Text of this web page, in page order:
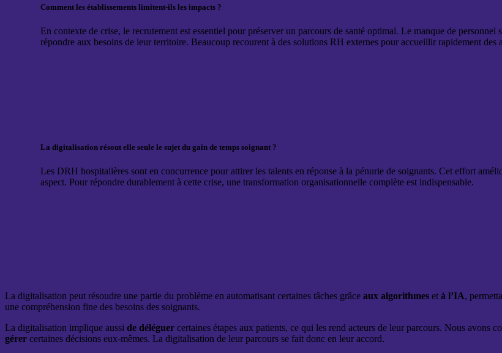
Comment les établissements limitent-ils les impacts ?
En contexte de crise, le recrutement est essentiel pour préserver un parcours de santé optimal. Le manque de
répondre aux besoins de leur territoire. Beaucoup recourent à des solutions RH externes pour accueillir rapidement des
La digitalisation résout elle seule le sujet du gain de temps soignant ?
Les DRH hospitalières sont en concurrence pour attirer les talents en réponse à la pénurie de soignants. Cet effort
aspect. Pour répondre durablement à cette crise, une transformation organisationnelle complète est indispensable.
La digitalisation peut résoudre une partie du problème en automatisant certaines tâches grâce aux algorithmes età l’IA,
une compréhension fine des besoins des soignants.
La digitalisation implique aussi de déléguer certaines étapes aux patients, ce qui les rend acteurs de leur parcours. Nous avons
gérer certaines décisions eux-mêmes. La digitalisation de leur parcours se fait donc en leur accord.